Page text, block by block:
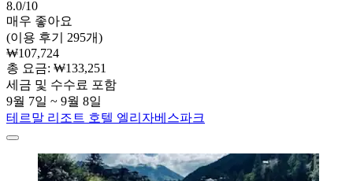
8.0/10
매우 좋아요
(이용 후기 295개)
₩107,724
총 요금: ₩133,251
세금 및 수수료 포함
9월 7일 ~ 9월 8일
테르말 리조트 호텔 엘리자베스파크